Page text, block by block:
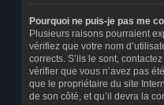
Pourquoi ne puis-je pas me
Plusieurs raisons pourraient
vérifiez que votre nom
corrects. S’ils le sont,
vérifier que vous n’avez pas
que le propriétaire du site
de son côté, et qu’il devra la